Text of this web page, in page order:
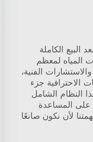
البيع الكاملة
المياه لمعظم
الفنية،
الاحترافية جزء
النظام الشامل
المساعدة
لأن نكون صانعًا